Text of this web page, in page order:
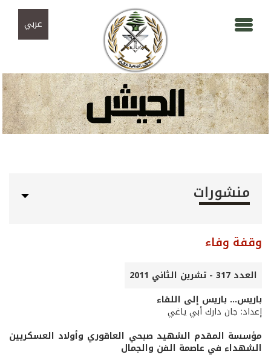
عربي
منشورات
وقفة وفاء
العدد 317 - تشرين الثاني 2011
باريس... باريس إلى اللقاء
إعداد: جان دارك أبي ياغي
مؤسسة المقدم الشهيد صبحي العاقوري وأولاد العسكريين
الشهداء في عاصمة الفن والجمال